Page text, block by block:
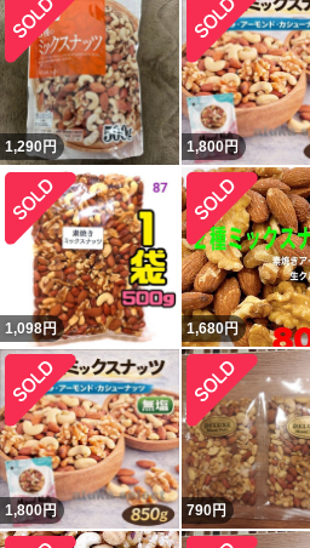
1,290円 1,800円
1,098円 1,680円
1,800円 790円